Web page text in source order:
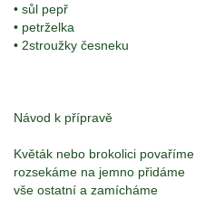
• sůl pepř
• petrželka
• 2stroužky česneku
Návod k přípravě
Květák nebo brokolici povaříme
rozsekáme na jemno přidáme
vše ostatní a zamícháme